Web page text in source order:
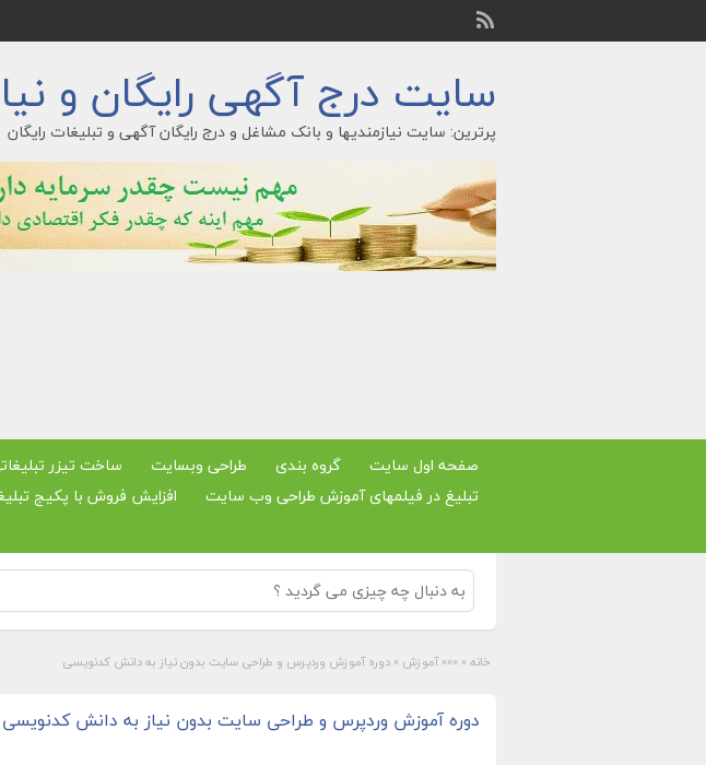
سایت درج آگهی رایگان و
پرترین: سایت نیازمندیها و بانک مشاغل و درج رایگان آگهی و تبلیغات رایگان
صفحه اول سایت گروه بندی طراحی وبسایت ساخت تیزر
تبلیغ در فیلمهای آموزش طراحی وب سایت
افزایش فروش با پکیج تبلیغاتی
خانه » »»» آموزش » دوره آموزش وردپرس و طراحی سایت بدون نیاز به دانش کدنویسی
دوره آموزش وردپرس و طراحی سایت بدون نیاز به دانش کدنویسی